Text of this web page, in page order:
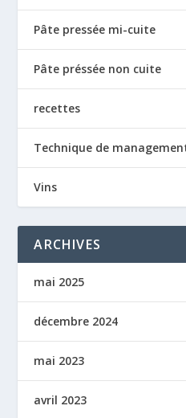
Pâte pressée mi-cuite
Pâte préssée non cuite
recettes
Technique de
Vins
ARCHIVES
mai 2025
décembre 2024
mai 2023
avril 2023